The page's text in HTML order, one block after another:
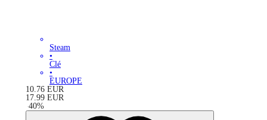
Steam
•
Clé
•
EUROPE
10.76 EUR
17.99 EUR
-40%